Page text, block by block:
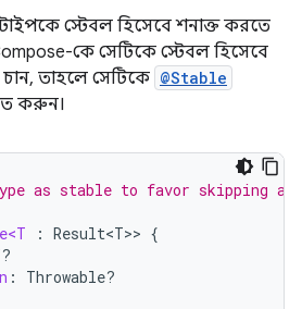
স্টেবল হিসেবে শনাক্ত করতে
কে সেটিকে স্টেবল হিসেবে
তাহলে সেটিকে @Stable
করুন।
as stable to favor skipping
: Result<T>> {
: Throwable?